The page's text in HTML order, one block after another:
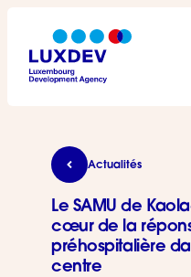
Le SAMU de
Actualités
Le SAMU de
cœur de la
préhospitalière
centre